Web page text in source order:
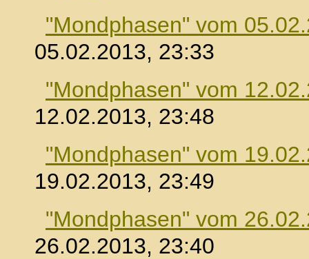
"Mondphasen" vom
05.02.2013, 23:33
"Mondphasen" vom
12.02.2013, 23:48
"Mondphasen" vom
19.02.2013, 23:49
"Mondphasen" vom
26.02.2013, 23:40